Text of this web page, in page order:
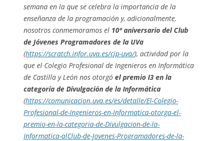
semana en la que se celebra la importancia de la
enseñanza de la programación y, adicionalmente,
nosotros conmemoramos el 10º aniversario del Club
de Jóvenes Programadores de la UVa
(https://scratch.infor.uva.es/cjp-uva/), actividad por la
que el Colegio Profesional de Ingenieros en Informática
de Castilla y León nos otorgó el premio I3 en la
categoría de Divulgación de la Informática
(https://comunicacion.uva.es/es/detalle/El-Colegio-
Profesional-de-Ingenieros-en-Informatica-otorga-el-
premio-en-la-categoria-de-Divulgacion-de-la-
Informatica-alClub-de-Jovenes-Programadores-de-la-